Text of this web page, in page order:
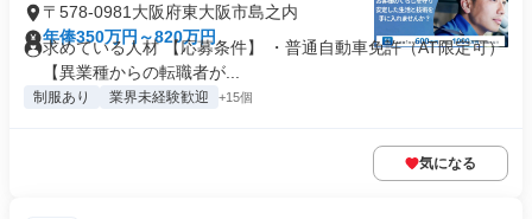
〒578-0981大阪府東大阪市島之内
年俸350万円～820万円
求めている人材 【応募条件】 ・普通自動車免許（AT限定可）
【異業種からの転職者が...
制服あり 業界未経験歓迎 +15個
気になる